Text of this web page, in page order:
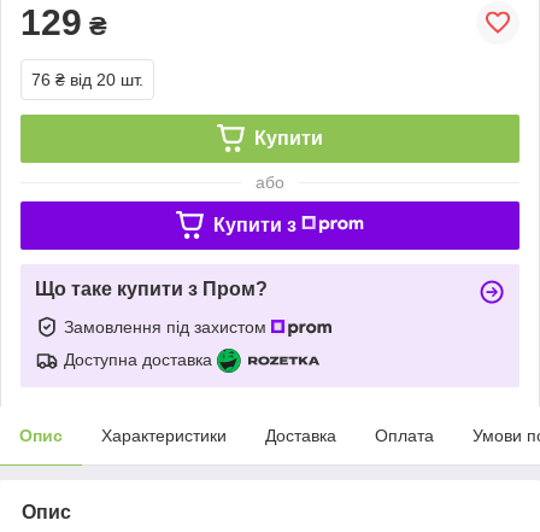
129 ₴
76 ₴ від 20 шт.
Купити
або
Купити з
Що таке купити з Пром?
Замовлення під захистом
Доступна доставка
Опис Характеристики Доставка Оплата Умови
Опис